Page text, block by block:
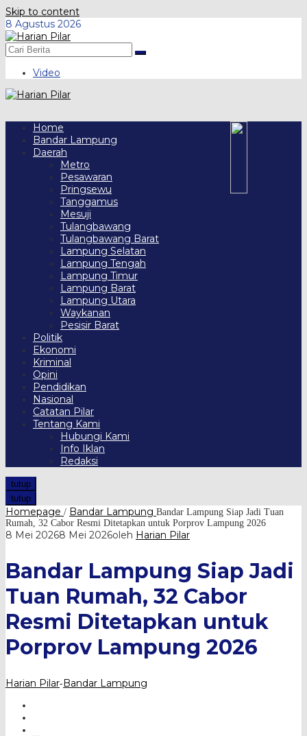
Skip to content
8 Agustus 2026
Video
Home
Bandar Lampung
Daerah
Metro
Pesawaran
Pringsewu
Tanggamus
Mesuji
Tulangbawang
Tulangbawang Barat
Lampung Selatan
Lampung Tengah
Lampung Timur
Lampung Barat
Lampung Utara
Waykanan
Pesisir Barat
Politik
Ekonomi
Kriminal
Opini
Pendidikan
Nasional
Catatan Pilar
Tentang Kami
Hubungi Kami
Info Iklan
Redaksi
tutup
tutup
Homepage / Bandar Lampung Bandar Lampung Siap Jadi Tuan
Rumah, 32 Cabor Resmi Ditetapkan untuk Porprov Lampung 2026
8 Mei 20268 Mei 2026oleh Harian Pilar
Bandar Lampung Siap Jadi
Tuan Rumah, 32 Cabor
Resmi Ditetapkan untuk
Porprov Lampung 2026
Harian Pilar-Bandar Lampung